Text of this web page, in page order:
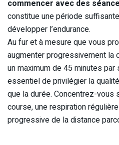
commencer avec des
constitue une période
développer l’endurance.
Au fur et à mesure que vous
augmenter progressivement la
un maximum de 45 minutes
essentiel de privilégier la
que la durée. Concentrez-vous
course, une respiration
progressive de la distance